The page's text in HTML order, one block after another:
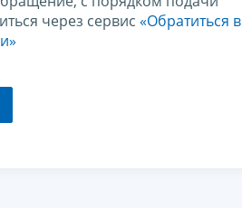
через сервис «Обратиться в